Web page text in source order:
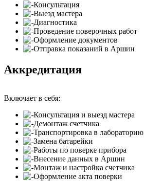
Консультация
Выезд мастера
Диагностика
Проведение поверочных работ
Оформление документов
Отправка показаний в Аршин
Аккредитация
Включает в себя:
Консультация и выезд мастера
Демонтаж счетчика
Транспортировка в лабораторию
Замена батарейки
Работы по поверке прибора
Внесение данных в Аршин
Монтаж и настройка счетчика
Оформление акта поверки